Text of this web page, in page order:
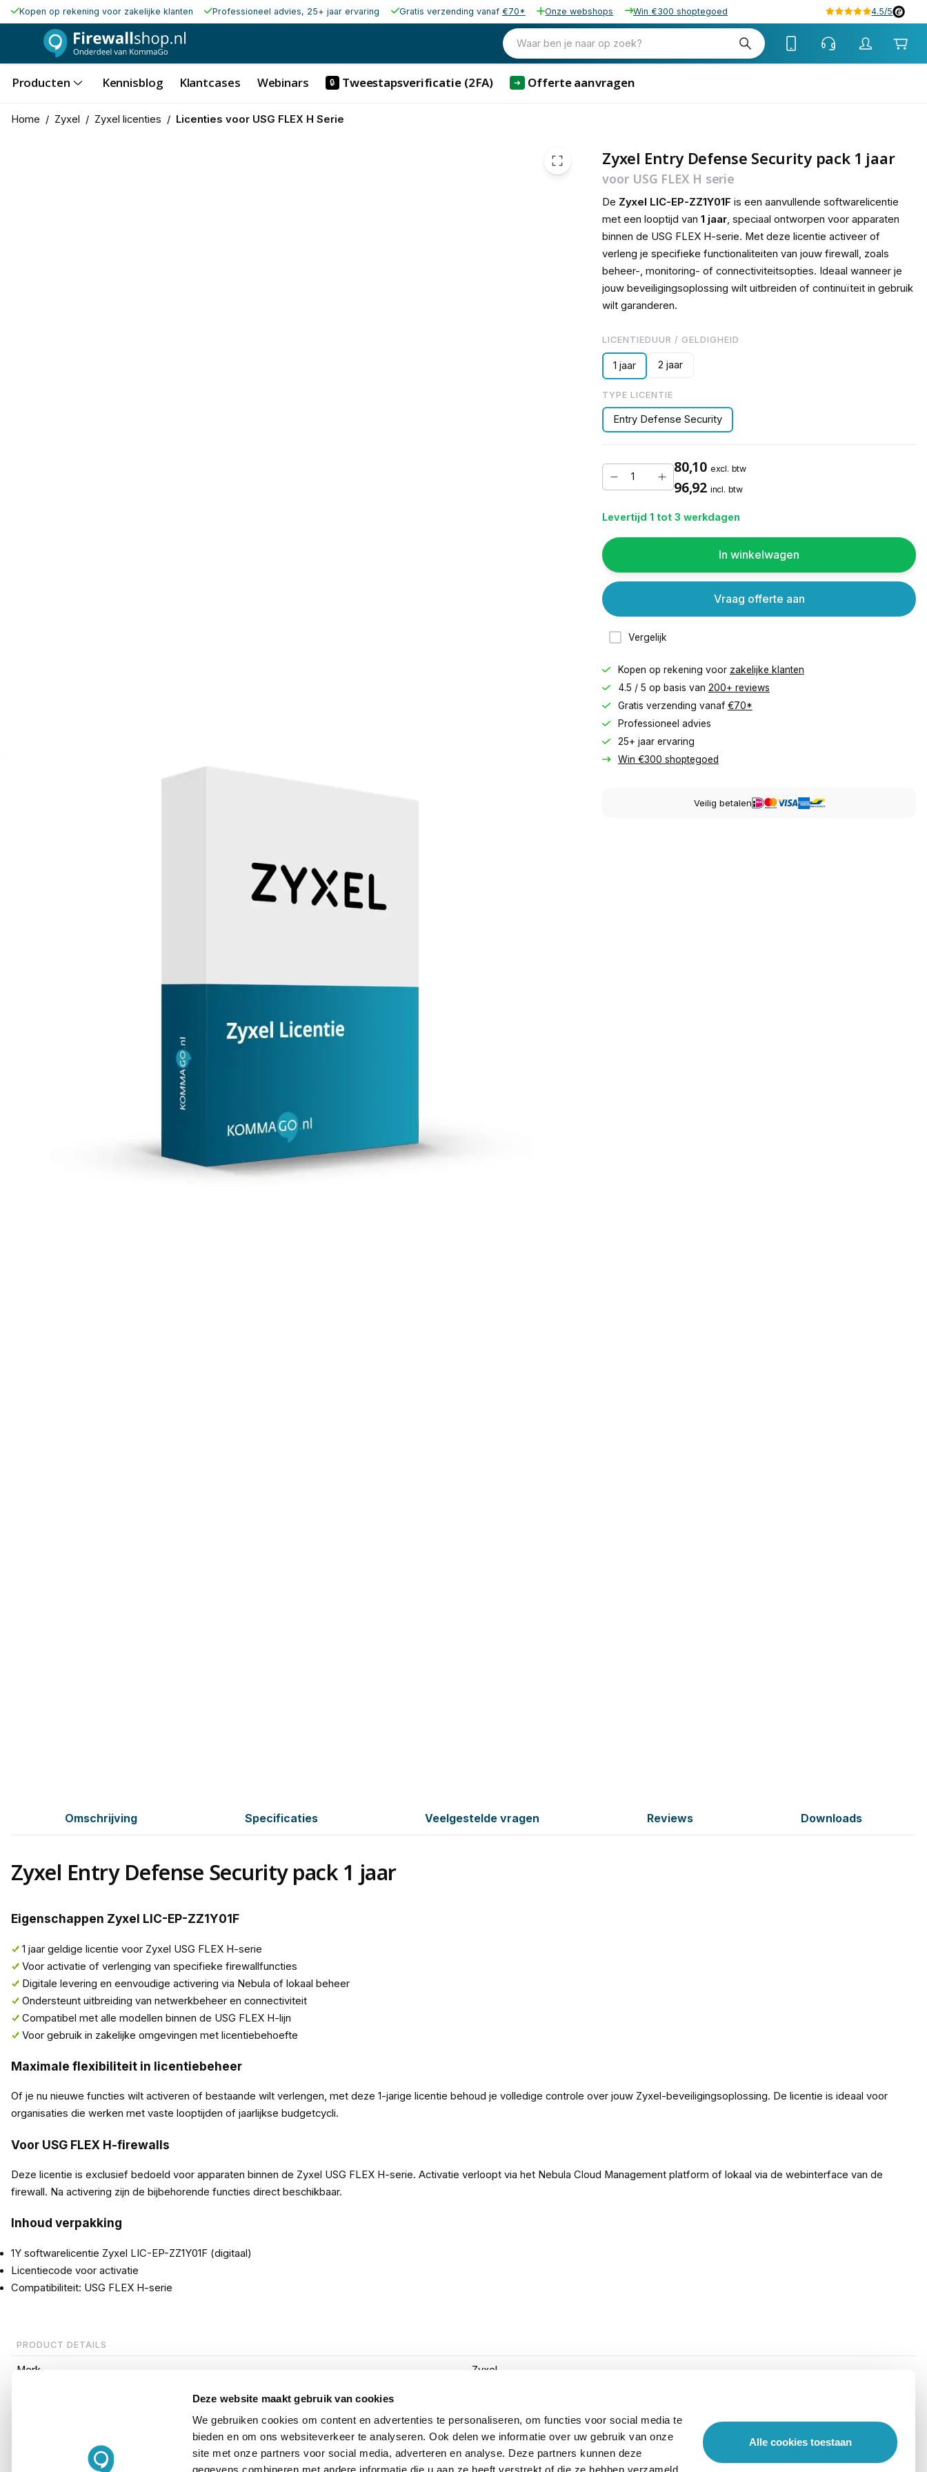
Deze website maakt gebruik van cookies
We gebruiken cookies om content en advertenties te personaliseren, om functies voor social media te
bieden en om ons websiteverkeer te analyseren. Ook delen we informatie over uw gebruik van onze
site met onze partners voor social media, adverteren en analyse. Deze partners kunnen deze
Alle cookies toestaan
Kopen op rekening voor zakelijke klanten Professioneel advies, 25+ jaar ervaring Gratis verzending vanaf €70* Onze webshops Win €300 shoptegoed 4.5/5
Waar ben je naar op zoek?
Producten Kennisblog Klantcases Webinars 🔒 Tweestapsverificatie (2FA) ➜ Offerte aanvragen
Home / Zyxel / Zyxel licenties / Licenties voor USG FLEX H Serie
Zyxel Entry Defense Security pack 1 jaar
voor USG FLEX H serie
De Zyxel LIC-EP-ZZ1Y01F is een aanvullende softwarelicentie
met een looptijd van1 jaar, speciaal ontworpen voor apparaten
binnen de USG FLEX H-serie. Met deze licentie activeer of
verleng je specifieke functionaliteiten van jouw firewall, zoals
beheer-, monitoring- of connectiviteitsopties. Ideaal wanneer je
jouw beveiligingsoplossing wilt uitbreiden of continuïteit in gebruik
wilt garanderen.
LICENTIEDUUR / GELDIGHEID
1 jaar 2 jaar
TYPE LICENTIE
Entry Defense Security
80,10 excl. btw
96,92 incl. btw
Levertijd 1 tot 3 werkdagen
In winkelwagen
Vergelijk
Vraag offerte aan
Kopen op rekening voor zakelijke klanten
4.5 / 5 op basis van 200+ reviews
Gratis verzending vanaf €70*
Professioneel advies
25+ jaar ervaring
Win €300 shoptegoed
Veilig betalen
Omschrijving Specificaties Veelgestelde vragen Reviews Downloads
Zyxel Entry Defense Security pack 1 jaar
Eigenschappen Zyxel LIC-EP-ZZ1Y01F
1 jaar geldige licentie voor Zyxel USG FLEX H-serie
Voor activatie of verlenging van specifieke firewallfuncties
Digitale levering en eenvoudige activering via Nebula of lokaal beheer
Ondersteunt uitbreiding van netwerkbeheer en connectiviteit
Compatibel met alle modellen binnen de USG FLEX H-lijn
Voor gebruik in zakelijke omgevingen met licentiebehoefte
Maximale flexibiliteit in licentiebeheer
Of je nu nieuwe functies wilt activeren of bestaande wilt verlengen, met deze 1-jarige licentie behoud je volledige controle over jouw Zyxel-beveiligingsoplossing. De licentie is ideaal voor
organisaties die werken met vaste looptijden of jaarlijkse budgetcycli.
Voor USG FLEX H-firewalls
Deze licentie is exclusief bedoeld voor apparaten binnen de Zyxel USG FLEX H-serie. Activatie verloopt via het Nebula Cloud Management platform of lokaal via de webinterface van de
firewall. Na activering zijn de bijbehorende functies direct beschikbaar.
Inhoud verpakking
1Y softwarelicentie Zyxel LIC-EP-ZZ1Y01F (digitaal)
Licentiecode voor activatie
Compatibiliteit: USG FLEX H-serie
PRODUCT DETAILS
Merk Zyxel
4718937638680
Toon meer
€ 80,01